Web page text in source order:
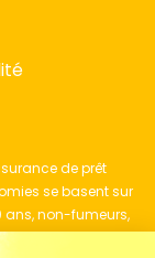
de prêt
se basent sur
ans, non-fumeurs,
100% avec une